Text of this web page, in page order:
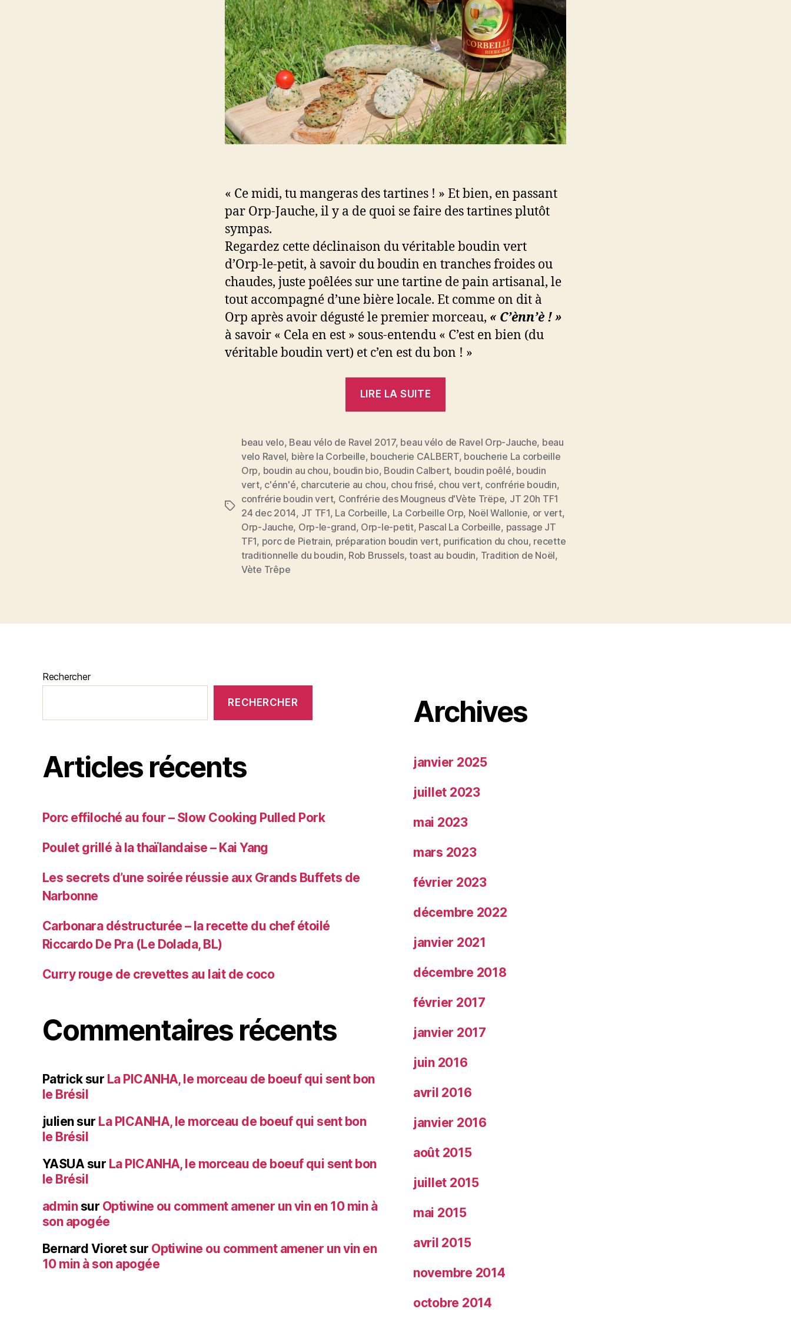
« Ce midi, tu mangeras des tartines ! » Et bien, en passant
par Orp-Jauche, il y a de quoi se faire des tartines plutôt
sympas.
Regardez cette déclinaison du véritable boudin vert
d’Orp-le-petit, à savoir du boudin en tranches froides ou
chaudes, juste poêlées sur une tartine de pain artisanal, le
tout accompagné d’une bière locale. Et comme on dit à
Orp après avoir dégusté le premier morceau, « C’ènn’è ! »
à savoir « Cela en est » sous-entendu « C’est en bien (du
véritable boudin vert) et c’en est du bon ! »
LIRE LA SUITE
boudin
vert
d’Orp-
le-
petit »
Étiquettes
beau velo, Beau vélo de Ravel 2017, beau vélo de Ravel Orp-Jauche, beau
velo Ravel, bière la Corbeille, boucherie CALBERT, boucherie La corbeille
Orp, boudin au chou, boudin bio, Boudin Calbert, boudin poêlé, boudin
vert, c'énn'é, charcuterie au chou, chou frisé, chou vert, confrérie boudin,
confrérie boudin vert, Confrérie des Mougneus d'Vète Trëpe, JT 20h TF1
24 dec 2014, JT TF1, La Corbeille, La Corbeille Orp, Noël Wallonie, or vert,
Orp-Jauche, Orp-le-grand, Orp-le-petit, Pascal La Corbeille, passage JT
TF1, porc de Pietrain, préparation boudin vert, purification du chou, recette
traditionnelle du boudin, Rob Brussels,toast au boudin, Tradition de Noël,
Vète Trêpe
Rechercher
RECHERCHER
Articles récents
Porc effiloché au four – Slow Cooking Pulled Pork
Poulet grillé à la thaïlandaise – Kai Yang
Les secrets d’une soirée réussie aux Grands Buffets de
Narbonne
Carbonara déstructurée – la recette du chef étoilé
Riccardo De Pra (Le Dolada, BL)
Curry rouge de crevettes au lait de coco
Commentaires récents
Patricksur La PICANHA, le morceau de boeuf qui sent bon
le Brésil
juliensur La PICANHA, le morceau de boeuf qui sent bon
le Brésil
YASUA sur La PICANHA, le morceau de boeuf qui sent bon
le Brésil
adminsur Optiwine ou comment amener un vin en 10 min à
son apogée
Bernard Vioretsur Optiwine ou comment amener un vin en
10 min à son apogée
Archives
janvier 2025
juillet 2023
mai 2023
mars 2023
février 2023
décembre 2022
janvier 2021
décembre 2018
février 2017
janvier 2017
juin 2016
avril 2016
janvier 2016
août 2015
juillet 2015
mai 2015
avril 2015
novembre 2014
octobre 2014